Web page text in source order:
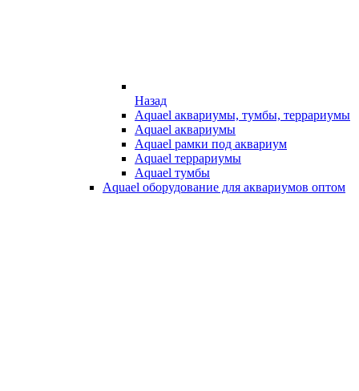
Назад
Aquael аквариумы, тумбы, террариумы
Aquael аквариумы
Aquael рамки под аквариум
Aquael террариумы
Aquael тумбы
Aquael оборудование для аквариумов оптом